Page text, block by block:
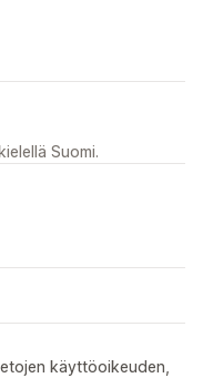
Suomi.
käyttöoikeuden,